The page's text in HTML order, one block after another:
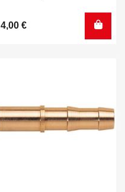
4,00 €